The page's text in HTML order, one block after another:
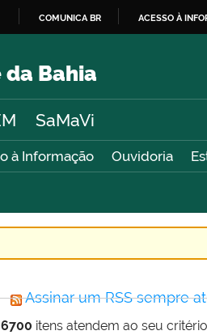
O
COMUNICA BR ACESSO À
Bahia
SaMaVi
à Informação Ouvidoria
Assinar um RSS sempre
6700 itens atendem ao seu